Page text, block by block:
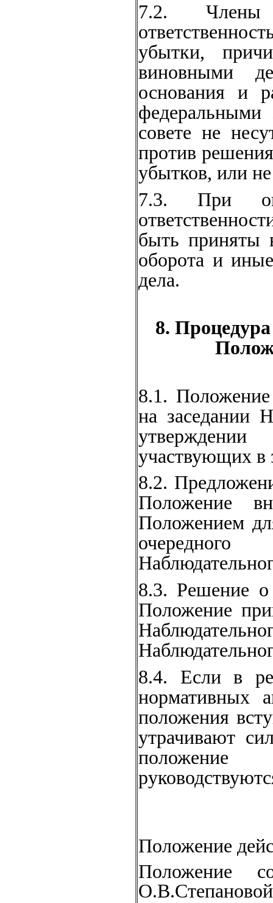
7.2. Члены
убытки,
виновными
основания и
совете не
против
убытков, или
7.3. При
быть приняты
оборота и
дела.
8.
8.1. Положение
на заседании
утверждении
участвующих в
8.2.
Положение
Положением
8.3. Решение о
Положение
8.4. Если в
нормативных
положения
утрачивают
положение
Положение
Положение